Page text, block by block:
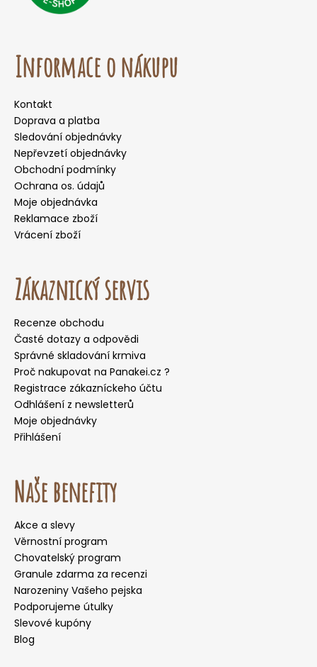
Informace o nákupu
Kontakt
Doprava a platba
Sledování objednávky
Nepřevzetí objednávky
Obchodní podmínky
Ochrana os. údajů
Moje objednávka
Reklamace zboží
Vrácení zboží
Zákaznický servis
Recenze obchodu
Časté dotazy a odpovědi
Správné skladování krmiva
Proč nakupovat na Panakei.cz ?
Registrace zákazníckeho účtu
Odhlášení z newsletterů
Moje objednávky
Přihlášení
Naše benefity
Akce a slevy
Věrnostní program
Chovatelský program
Granule zdarma za recenzi
Narozeniny Vašeho pejska
Podporujeme útulky
Slevové kupóny
Blog